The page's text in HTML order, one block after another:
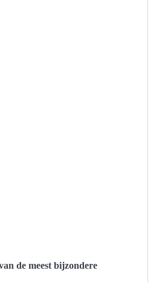
de meest bijzondere